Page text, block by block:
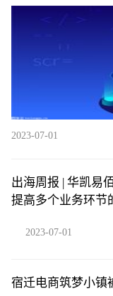
队，明日将对阵日
2023-07-01
出海周报 | 华凯易
提高多个业务环节
2023-07-01
宿迁电商筑梦小镇